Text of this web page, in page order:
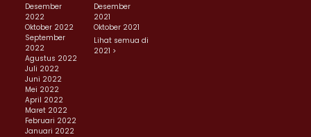
Desember
2022
Oktober 2022
September
2022
Agustus 2022
Juli 2022
Juni 2022
Mei 2022
April 2022
Maret 2022
Februari 2022
Januari 2022
Desember
2021
Oktober 2021
Lihat semua di
2021 >